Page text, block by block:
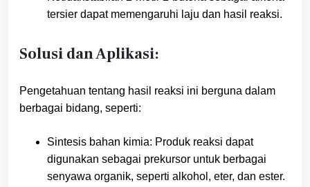
tersier dapat memengaruhi laju dan hasil reaksi.
Solusi dan Aplikasi:
Pengetahuan tentang hasil reaksi ini berguna dalam
berbagai bidang, seperti:
Sintesis bahan kimia: Produk reaksi dapat
digunakan sebagai prekursor untuk berbagai
senyawa organik, seperti alkohol, eter, dan ester.